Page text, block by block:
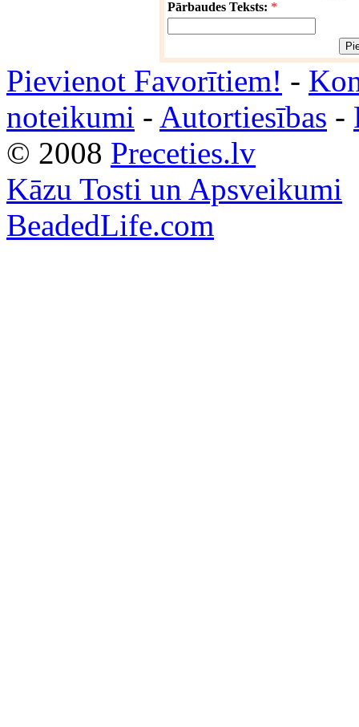
Pārbaudes Teksts: *
Pievienot Favorītiem! -
noteikumi - Autortiesības -
© 2008 Preceties.lv
Kāzu Tosti un Apsveikumi
BeadedLife.com